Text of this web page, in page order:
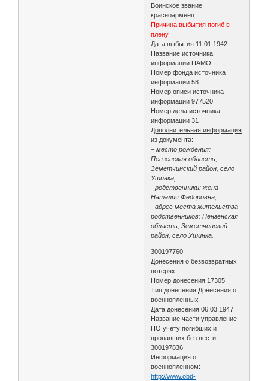
Воинское звание
красноармеец
Причина выбытия погиб в
плену
Дата выбытия 11.01.1942
Название источника
информации ЦАМО
Номер фонда источника
информации 58
Номер описи источника
информации 977520
Номер дела источника
информации 31
Дополнительная информация
из документа:
– место рождения:
Пензенская область,
Земетчинский район, село
Ушинка;
- родственники: жена -
Наталия Федоровна;
- адрес места жительства
родственников: Пензенская
область, Земетчинский
район, село Ушинка.
300197760
Донесения о безвозвратных
потерях
Номер донесения 17305
Тип донесения Донесения о
военнопленных
Дата донесения 06.03.1947
Название части управление
ПО учету погибших и
пропавших без вести
300197836
Информация о
военнопленном:
http://www.obd-